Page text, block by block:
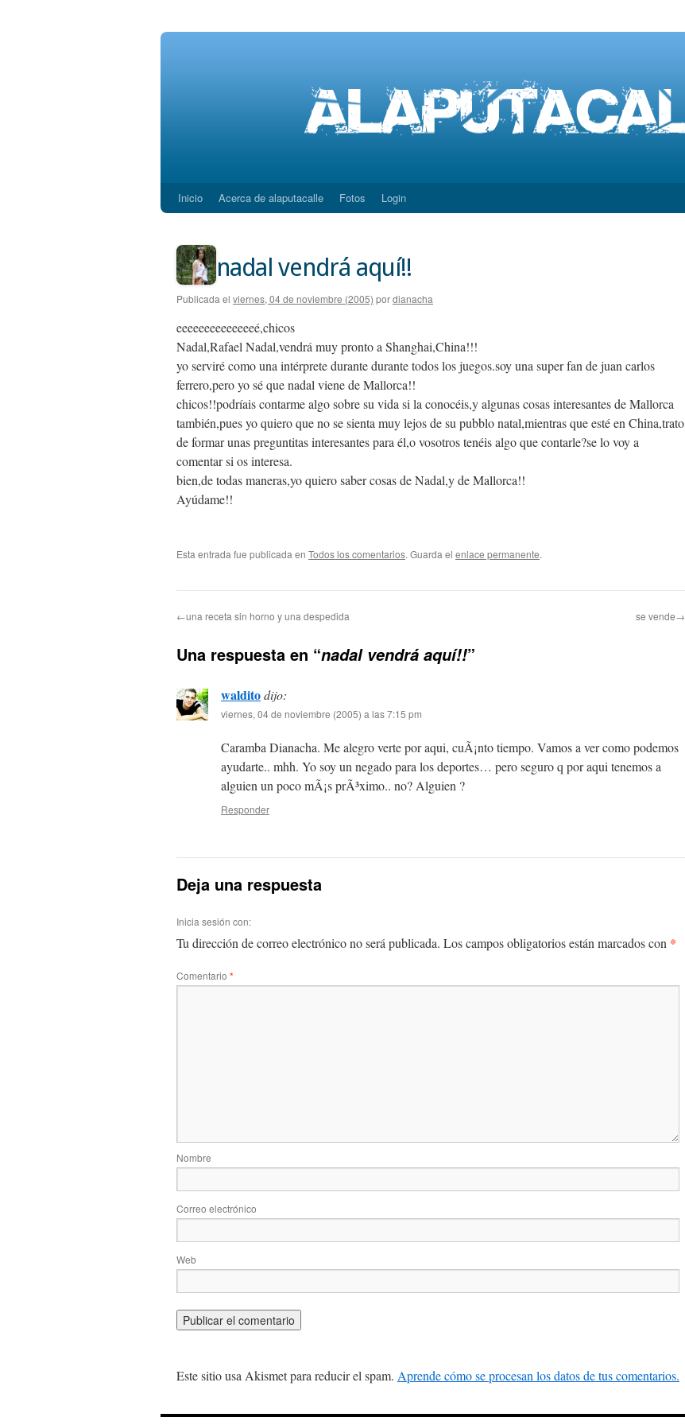
Saltar
contenido
Inicio Acerca de alaputacalle Fotos Login
nadal vendrá aquí!!
Publicada el viernes, 04 de noviembre (2005) pordianacha
eeeeeeeeeeeeeeé,chicos
Nadal,Rafael Nadal,vendrá muy pronto a Shanghai,China!!!
yo serviré como una intérprete durante durante todos los juegos.soy una super fan de juan carlos
ferrero,pero yo sé que nadal viene de Mallorca!!
chicos!!podríais contarme algo sobre su vida si la conocéis,y algunas cosas interesantes de Mallorca
también,pues yo quiero que no se sienta muy lejos de su pubblo natal,mientras que esté en China,trato
de formar unas preguntitas interesantes para él,o vosotros tenéis algo que contarle?se lo voy a
comentar si os interesa.
bien,de todas maneras,yo quiero saber cosas de Nadal,y de Mallorca!!
Ayúdame!!
Esta entrada fue publicada en Todos los comentarios. Guarda el enlace permanente.
←una receta sin horno y una despedida se vende→
Una respuesta en “nadal vendrá aquí!!”
walditodijo:
viernes, 04 de noviembre (2005) a las 7:15 pm
Caramba Dianacha. Me alegro verte por aqui, cuÃ¡nto tiempo. Vamos a ver como podemos
ayudarte.. mhh. Yo soy un negado para los deportes… pero seguro q por aqui tenemos a
alguien un poco mÃ¡s prÃ³ximo.. no? Alguien ?
Responder
Deja una respuesta
Inicia sesión con:
Tu dirección de correo electrónico no será publicada. Los campos obligatorios están marcados con *
Comentario *
Nombre
Correo electrónico
Web
Este sitio usa Akismet para reducir el spam. Aprende cómo se procesan los datos de tus comentarios.